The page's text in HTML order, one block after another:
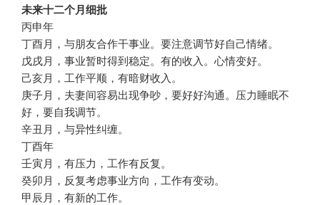
未来十二个月细批
丙申年
丁酉月，与朋友合作干事业。要注意调节好自己情绪。
戊戌月，事业暂时得到稳定。有的收入。心情变好。
己亥月，工作平顺，有暗财收入。
庚子月，夫妻间容易出现争吵，要好好沟通。压力睡眠不
好，要自我调节。
辛丑月，与异性纠缠。
丁酉年
壬寅月，有压力，工作有反复。
癸卯月，反复考虑事业方向，工作有变动。
甲辰月，有新的工作。